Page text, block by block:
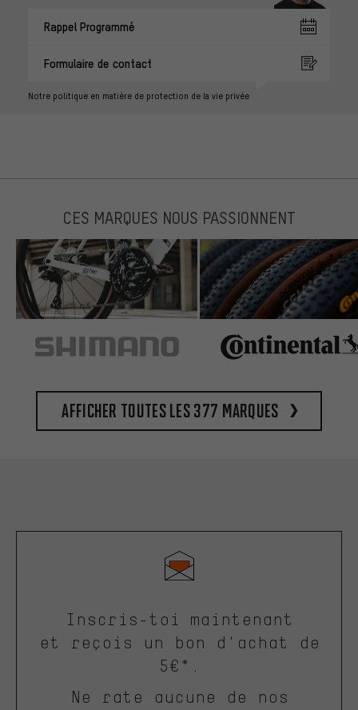
Rappel Programmé
Formulaire de contact
Notre politique en matière de protection de la vie privée
CES MARQUES NOUS PASSIONNENT
Afficher toutes les 377 marques
Inscris-toi maintenant
et reçois un bon d'achat de
5€*.
Ne rate aucune de nos